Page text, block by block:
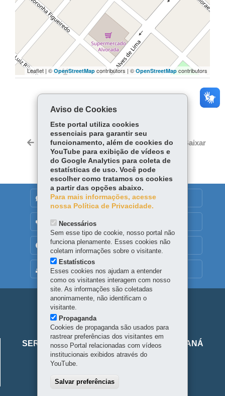
Leaflet | © OpenStreetMap contributors | © OpenStreetMap contributors
Twitter
Voltar Início Imprimir Baixar
MAPA DO SITE
DENUNCIE CORRUPÇÃO
OUVIDORIA
TRANSPARÊNCIA INSTITUCIONAL
Navegação
principal
Viaje
Parana
SERVIÇO SOCIAL AUTÔNOMO VIAJE PARANÁ
Alameda Júlia da Costa, 64 - São Francisco
Horário de atendimento: 8h30 a 18h
Aviso de Cookies
Este portal utiliza cookies
essenciais para garantir seu
funcionamento, além de cookies do
YouTube para exibição de vídeos e
do Google Analytics para coleta de
estatísticas de uso. Você pode
escolher como tratamos os cookies
a partir das opções abaixo.
Para mais informações, acesse
nossa Política de Privacidade.
Necessários
Sem esse tipo de cookie, nosso portal não
funciona plenamente. Esses cookies não
coletam informações sobre o visitante.
Estatísticos
Esses cookies nos ajudam a entender
como os visitantes interagem com nosso
site. As informações são coletadas
anonimamente, não identificam o
visitante.
Propaganda
Cookies de propaganda são usados para
rastrear preferências dos visitantes em
nosso Portal relacionadas com vídeos
institucionais exibidos através do
YouTube.
Salvar preferências